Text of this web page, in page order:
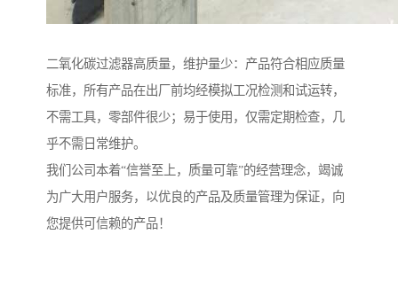
二氧化碳过滤器高质量，维护量少：产品符合相应质量
标准，所有产品在出厂前均经模拟工况检测和试运转，
不需工具，零部件很少；易于使用，仅需定期检查，几
乎不需日常维护。
我们公司本着“信誉至上，质量可靠”的经营理念，竭诚
为广大用户服务，以优良的产品及质量管理为保证，向
您提供可信赖的产品！